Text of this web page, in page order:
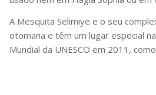
A Mesquita Selimiye e o seu
otomana e têm um lugar especial
Mundial da UNESCO em 2011,